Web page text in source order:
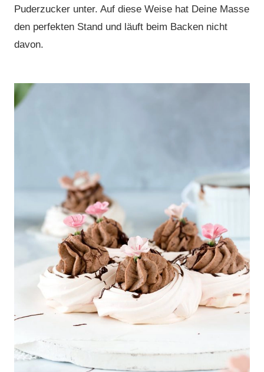
Puderzucker unter. Auf diese Weise hat Deine Masse
den perfekten Stand und läuft beim Backen nicht
davon.